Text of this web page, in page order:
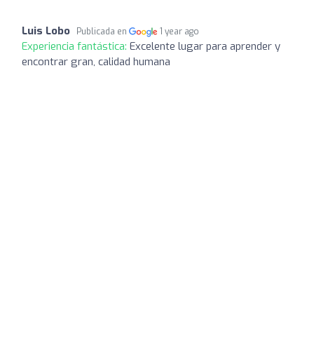
Luis Lobo Publicada en 1 year ago
Experiencia fantástica: Excelente lugar para aprender y
encontrar gran, calidad humana